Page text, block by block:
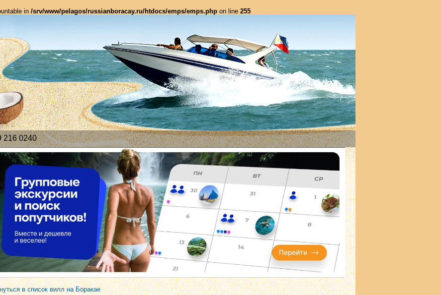
in /srv/www/pelagos/russianboracay.ru/htdocs/emps/emps.php on line 255
216 0240
в список вилл на Боракае